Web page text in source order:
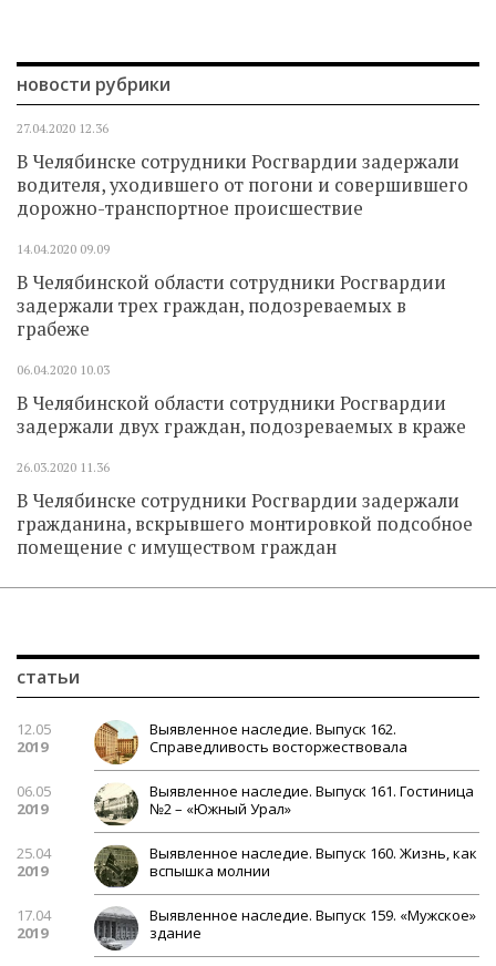
новости рубрики
27.04.2020 12.36
В Челябинске сотрудники Росгвардии задержали
водителя, уходившего от погони и совершившего
дорожно-транспортное происшествие
14.04.2020 09.09
В Челябинской области сотрудники Росгвардии
задержали трех граждан, подозреваемых в
грабеже
06.04.2020 10.03
В Челябинской области сотрудники Росгвардии
задержали двух граждан, подозреваемых в краже
26.03.2020 11.36
В Челябинске сотрудники Росгвардии задержали
гражданина, вскрывшего монтировкой подсобное
помещение с имуществом граждан
статьи
12.05
2019
Выявленное наследие. Выпуск 162.
Справедливость восторжествовала
06.05
2019
Выявленное наследие. Выпуск 161. Гостиница
№2 – «Южный Урал»
25.04
2019
Выявленное наследие. Выпуск 160. Жизнь, как
вспышка молнии
17.04
2019
Выявленное наследие. Выпуск 159. «Мужское»
здание